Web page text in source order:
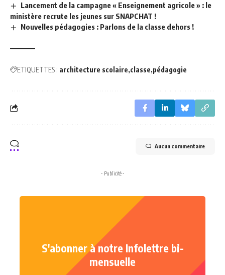
Lancement de la campagne « Enseignement agricole » : le
ministère recrute les jeunes sur SNAPCHAT !
Nouvelles pédagogies : Parlons de la classe dehors !
ETIQUETTES : architecture scolaire classe pédagogie
Aucun commentaire
- Publicité -
S'abonner à notre Infolettre bi-
mensuelle